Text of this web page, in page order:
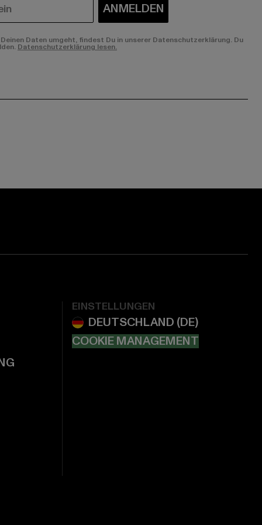
ANMELDEN
Daten umgeht, findest Du in unserer Datenschutzerklärung. Du
Datenschutzerklärung lesen.
EINSTELLUNGEN
COOKIE MANAGEMENT